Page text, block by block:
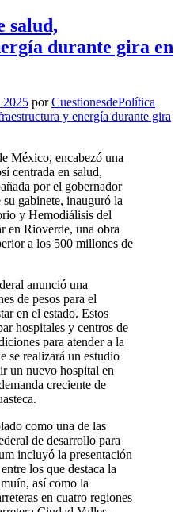
salud,
durante gira en
2025 porCuestionesdePolítica
México, encabezó una
centrada en salud,
por el gobernador
gabinete, inauguró la
y Hemodiálisis del
en Rioverde, una obra
a los 500 millones de
anunció una
de pesos para el
en el estado. Estos
hospitales y centros de
para atender a la
se realizará un estudio
un nuevo hospital en
creciente de
como una de las
de desarrollo para
incluyó la presentación
los que destaca la
así como la
en cuatro regiones